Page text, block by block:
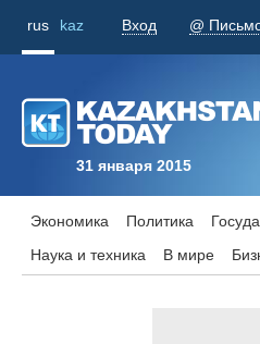
rus kaz Вход @
31 января 2015
Экономика Политика
Наука и техника
В мире